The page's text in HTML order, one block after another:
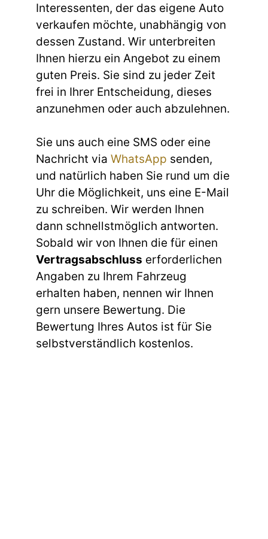
Interessenten, der das eigene Auto
verkaufen möchte, unabhängig von
dessen Zustand. Wir unterbreiten
Ihnen hierzu ein Angebot zu einem
guten Preis. Sie sind zu jeder Zeit
frei in Ihrer Entscheidung, dieses
anzunehmen oder auch abzulehnen.
Sie uns auch eine SMS oder eine
Nachricht via WhatsApp senden,
und natürlich haben Sie rund um die
Uhr die Möglichkeit, uns eine E-Mail
zu schreiben. Wir werden Ihnen
dann schnellstmöglich antworten.
Sobald wir von Ihnen die für einen
Vertragsabschluss erforderlichen
Angaben zu Ihrem Fahrzeug
erhalten haben, nennen wir Ihnen
gern unsere Bewertung. Die
Bewertung Ihres Autos ist für Sie
selbstverständlich kostenlos.